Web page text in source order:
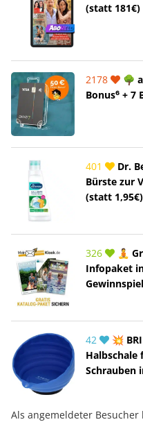
(statt 181€)
2178
🌳
Bonus⁶ + 7
401
Dr.
Bürste zur
(statt 1,95€)
326
🧘
Infopaket
42
💥
Halbschale
Schrauben
Als angemeldeter